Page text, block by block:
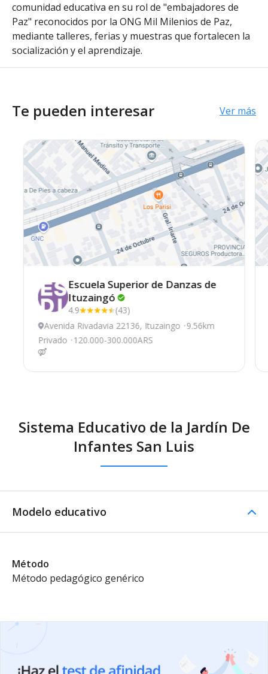
comunidad educativa en su rol de "embajadores de
Paz" reconocidos por la ONG Mil Milenios de Paz,
mediante talleres, ferias y muestras que fortalecen la
socialización y el aprendizaje.
Te pueden interesar Ver más
Escuela Superior de Danzas de
Ituzaingó
4.9
(43)
Avenida Rivadavia 22136, Ituzaingo 9.56km
Privado
120.000-300.000ARS
Sistema Educativo de la Jardín De
Infantes San Luis
Modelo educativo
Método
Método pedagógico genérico